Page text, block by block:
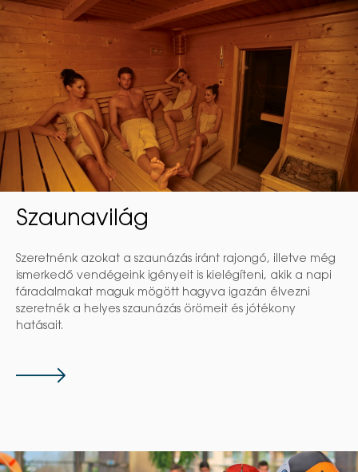
Szaunavilág
Szeretnénk azokat a szaunázás iránt rajongó, illetve még
ismerkedő vendégeink igényeit is kielégíteni, akik a napi
fáradalmakat maguk mögött hagyva igazán élvezni
szeretnék a helyes szaunázás örömeit és jótékony
hatásait.
Tovább